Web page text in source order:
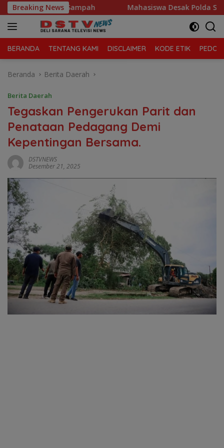
Langsung
ke
konten
Breaking News
Sampah Mahasiswa Desak Polda Sumut Tutup
BERANDA TENTANG KAMI DISCLAIMER KODE ETIK
Beranda Berita Daerah
Berita Daerah
Tegaskan Pengerukan Parit dan
Penataan Pedagang Demi
Kepentingan Bersama.
DSTVNEWS
Desember 21, 2025